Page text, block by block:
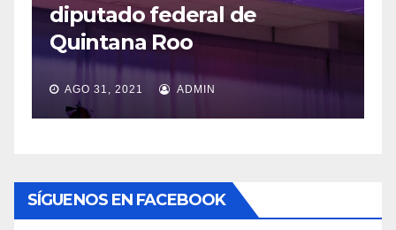
López Obrador respetará
veda por consulta popular
JUL 20, 2021 ADMIN
SÍGUENOS EN FACEBOOK